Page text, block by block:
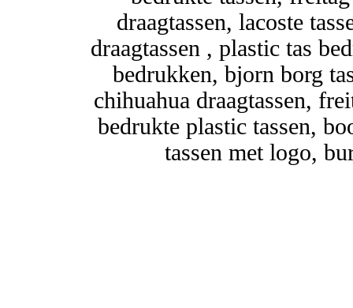
draagtassen, lacoste
draagtassen , plastic tas
bedrukken, bjorn borg
chihuahua draagtassen,
bedrukte plastic tassen,
tassen met logo,